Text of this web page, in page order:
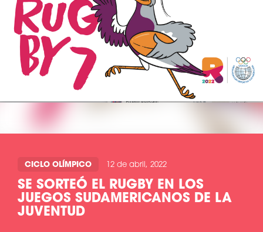
CICLO OLÍMPICO 12 de abril, 2022
SE SORTEÓ EL RUGBY EN LOS
JUEGOS SUDAMERICANOS DE LA
JUVENTUD